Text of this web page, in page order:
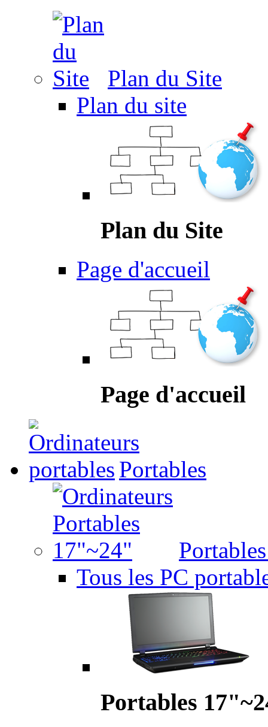
Plan du Site
Plan du site
Plan du Site
Page d'accueil
Page d'accueil
Portables
Tous les PC
Portables